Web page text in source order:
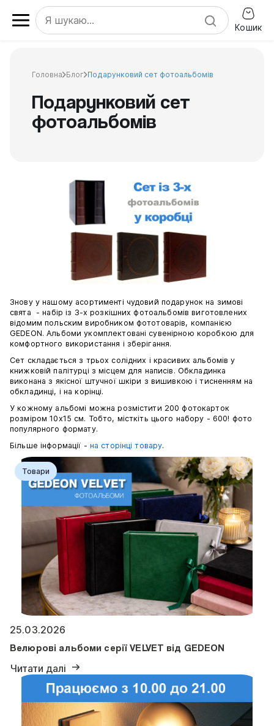
Кошик
Головна Блог Подарунковий сет фотоальбомів
Подарунковий сет
фотоальбомів
Знову у нашому асортименті чудовий подарунок на зимові
свята - набір із 3-х розкішних фотоальбомів виготовлених
відомим польским виробником фототоварів, компанією
GEDEON. Альбоми укомплектовані сувенірною коробкою для
комфортного використання і зберігання.
Сет складається з трьох солідних і красивих альбомів у
книжковій палітурці з місцем для написів. Обкладинка
виконана з якісної штучної шкіри з вишивкою і тисненням на
обкладинці, і на корінці.
У кожному альбомі можна розмістити 200 фотокарток
розміром 10х15 см. Тобто, місткіть цього набору - 600! фото
популярного формату.
Більше інформації - на сторінці товару.
Товари
25.03.2026
Велюрові альбоми серії VELVET від GEDEON
Читати далі